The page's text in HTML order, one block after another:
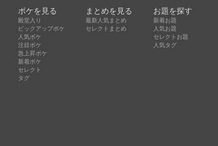
ボケを見る
殿堂入り
ピックアップボケ
人気ボケ
注目ボケ
急上昇ボケ
新着ボケ
セレクト
タグ
まとめを見る
最新人気まとめ
セレクトまとめ
お題を探す
新着お題
人気お題
セレクトお題
人気タグ